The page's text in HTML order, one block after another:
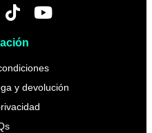
y devolución